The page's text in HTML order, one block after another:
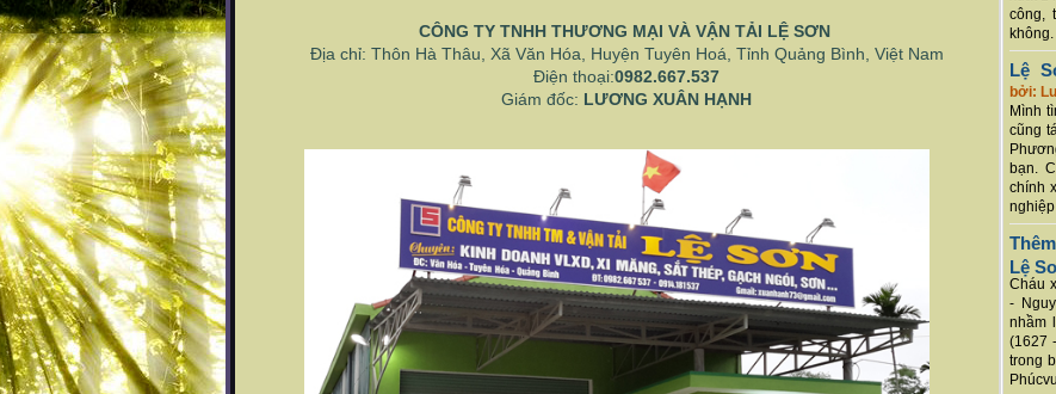
CÔNG TY TNHH THƯƠNG MẠI VÀ VẬN TẢI LỆ SƠN
Địa chỉ: Thôn Hà Thâu, Xã Văn Hóa, Huyện Tuyên Hoá, Tỉnh Quảng Bình, Việt Nam
Điện thoại:0982.667.537
Giám đốc: LƯƠNG XUÂN HẠNH
công,
Lệ
bởi:
Mình
cũng
bạn.
chính
Lệ
Cháu
-
nhầm
(1627
trong